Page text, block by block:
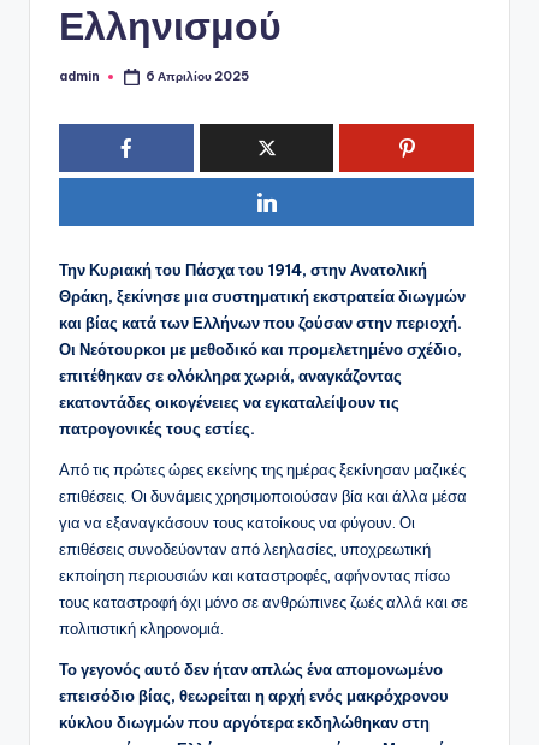
Ελληνισμού
Συγγραφέας:
admin 6 Απριλίου 2025
Την Κυριακή του Πάσχα του 1914, στην Ανατολική
Θράκη, ξεκίνησε μια συστηματική εκστρατεία διωγμών
και βίας κατά των Ελλήνων που ζούσαν στην περιοχή.
Οι Νεότουρκοι με μεθοδικό και προμελετημένο σχέδιο,
επιτέθηκαν σε ολόκληρα χωριά, αναγκάζοντας
εκατοντάδες οικογένειες να εγκαταλείψουν τις
πατρογονικές τους εστίες.
Από τις πρώτες ώρες εκείνης της ημέρας ξεκίνησαν μαζικές
επιθέσεις. Οι δυνάμεις χρησιμοποιούσαν βία και άλλα μέσα
για να εξαναγκάσουν τους κατοίκους να φύγουν. Οι
επιθέσεις συνοδεύονταν από λεηλασίες, υποχρεωτική
εκποίηση περιουσιών και καταστροφές, αφήνοντας πίσω
τους καταστροφή όχι μόνο σε ανθρώπινες ζωές αλλά και σε
πολιτιστική κληρονομιά.
Το γεγονός αυτό δεν ήταν απλώς ένα απομονωμένο
επεισόδιο βίας, θεωρείται η αρχή ενός μακρόχρονου
κύκλου διωγμών που αργότερα εκδηλώθηκαν στη